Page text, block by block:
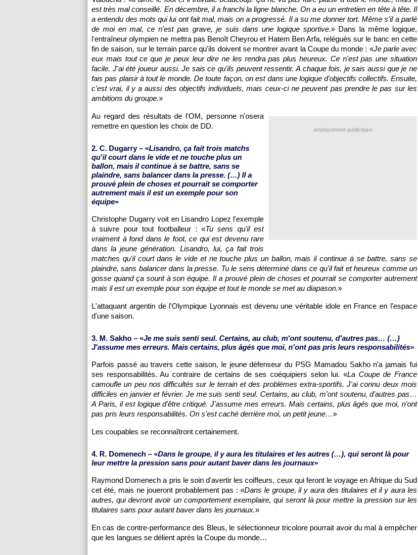
est très mal conseillé. En décembre, il a franchi la ligne blanche. On a eu un entretien en tête à tête. Il
a entendu des mots qui lui ont fait mal, mais on a progressé. Il a su me donner tort. Même s'il a parlé
de moi en mal, ce n'est pas grave, je suis dans une logique sportive.» Dans la même logique,
l'entraîneur olympien ne mettra pas Benoît Cheyrou et Hatem Ben Arfa, relégués sur le banc en cette
fin de saison, sur le terrain parce qu'ils doivent se montrer avant la Coupe du monde : «Je parle avec
eux mais tout ce que je peux leur dire ne les rendra pas plus heureux. Ce n'est pas une situation
facile. J'ai été joueur aussi. Je sais ce qu'ils peuvent ressentir. A chaque fois, je sais aussi que je ne
fais pas plaisir à tout le monde. De toute façon, on est dans une logique d'objectifs collectifs. Ensuite,
c'est vrai, il y a aussi des objectifs individuels, mais ceux-ci ne peuvent pas prendre le pas sur les
ambitions du groupe.»
emplacement publicitaire
Au regard des résultats de l'OM, personne n'osera
remettre en question les choix de DD.
2. C. Dugarry – «Lisandro, ça fait trois matchs
qu'il court dans le vide et ne touche plus un
ballon, mais il continue à se battre, sans se
plaindre, sans balancer dans la presse. (…) Il a
prouvé plein de choses et pourrait se comporter
autrement mais il est un exemple pour son
équipe»
Christophe Dugarry voit en Lisandro Lopez l'exemple
à suivre pour tout footballeur : «Tu sens qu'il est
vraiment à fond dans le foot, ce qui est devenu rare
dans la jeune génération. Lisandro, lui, ça fait trois
matches qu'il court dans le vide et ne touche plus un ballon, mais il continue à se battre, sans se
plaindre, sans balancer dans la presse. Tu le sens déterminé dans ce qu'il fait et heureux comme un
gosse quand ça sourit à son équipe. Il a prouvé plein de choses et pourrait se comporter autrement
mais il est un exemple pour son équipe et tout le monde se met au diapason.»
L'attaquant argentin de l'Olympique Lyonnais est devenu une véritable idole en France en l'espace
d'une saison.
3. M. Sakho – «Je me suis senti seul. Certains, au club, m'ont soutenu, d'autres pas… (…)
J'assume mes erreurs. Mais certains, plus âgés que moi, n'ont pas pris leurs responsabilités»
Parfois passé au travers cette saison, le jeune défenseur du PSG Mamadou Sakho n'a jamais fui
ses responsabilités. Au contraire de certains de ses coéquipiers selon lui. «La Coupe de France
camoufle un peu nos difficultés sur le terrain et des problèmes extra-sportifs. J'ai connu deux mois
difficiles en janvier et février. Je me suis senti seul. Certains, au club, m'ont soutenu, d'autres pas…
A Paris, il est logique d'être critiqué. J'assume mes erreurs. Mais certains, plus âgés que moi, n'ont
pas pris leurs responsabilités. On s'est caché derrière moi, un petit jeune…»
Les coupables se reconnaîtront certainement.
4. R. Domenech – «Dans le groupe, il y aura les titulaires et les autres (…), qui seront là pour
leur mettre la pression sans pour autant baver dans les journaux»
Raymond Domenech a pris le soin d'avertir les coiffeurs, ceux qui feront le voyage en Afrique du Sud
cet été, mais ne joueront probablement pas : «Dans le groupe, il y aura des titulaires et il y aura les
autres, qui devront avoir un comportement exemplaire, qui seront là pour mettre la pression sur les
titulaires sans pour autant baver dans les journaux.»
En cas de contre-performance des Bleus, le sélectionneur tricolore pourrait avoir du mal à empêcher
que les langues se délient après la Coupe du monde…